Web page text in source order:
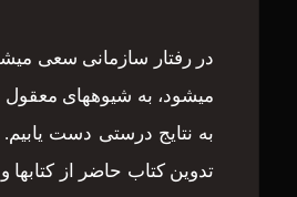
در رفتار سازمانی سعی
می­شود، به شیوه­های
به نتایج درستی دست